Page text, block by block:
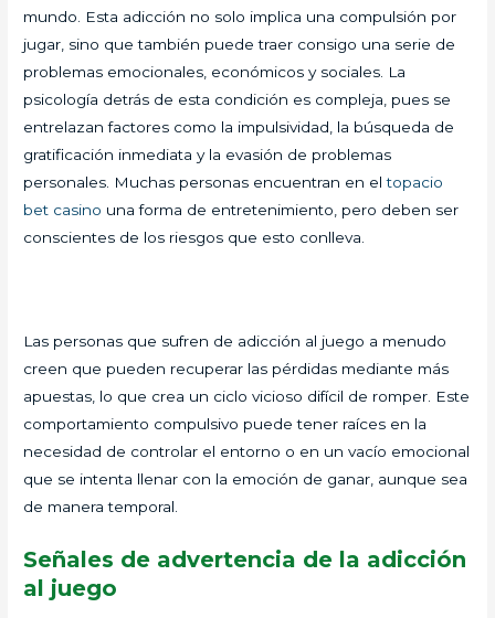
mundo. Esta adicción no solo implica una compulsión por
jugar, sino que también puede traer consigo una serie de
problemas emocionales, económicos y sociales. La
psicología detrás de esta condición es compleja, pues se
entrelazan factores como la impulsividad, la búsqueda de
gratificación inmediata y la evasión de problemas
personales. Muchas personas encuentran en eltopacio
bet casino una forma de entretenimiento, pero deben ser
conscientes de los riesgos que esto conlleva.
Las personas que sufren de adicción al juego a menudo
creen que pueden recuperar las pérdidas mediante más
apuestas, lo que crea un ciclo vicioso difícil de romper. Este
comportamiento compulsivo puede tener raíces en la
necesidad de controlar el entorno o en un vacío emocional
que se intenta llenar con la emoción de ganar, aunque sea
de manera temporal.
Señales de advertencia de la adicción
al juego